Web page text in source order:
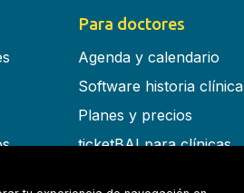
Para doctores
Agenda y calendario
Software historia clínica
Planes y precios
ticketBAI para clínicas